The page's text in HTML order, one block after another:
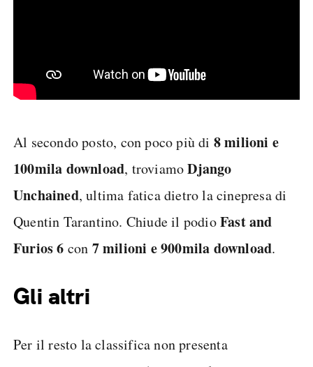
Al secondo posto, con poco più di 8 milioni e
100mila download, troviamoDjango
Unchained, ultima fatica dietro la cinepresa di
Quentin Tarantino. Chiude il podioFast and
Furios 6 con 7 milioni e 900mila download.
Gli altri
Per il resto la classifica non presenta